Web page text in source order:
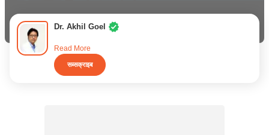
Dr. Akhil Goel
Read More
सब्सक्राइब